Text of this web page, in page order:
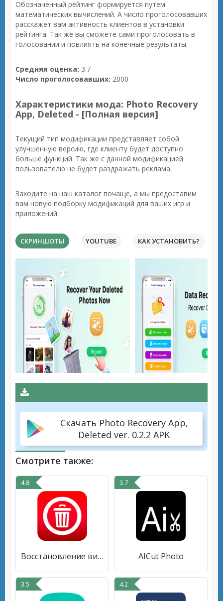
Обозначенный рейтинг формируется путем
математических вычислений. А число проголосовавших
расскажет вам активность клиентов в установки
рейтинга. Так же вы сможете сами проголосовать в
голосовании и повлиять на конечные результаты.
Средняя оценка: 3.7
Число проголосовавших: 2000
Характеристики мода: Photo Recovery
App, Deleted - [Полная версия]
Текущий тип модификации представляет собой
улучшенную версию, где клиенту будет доступно
больше функций. Так же с данной модификацией
пользователю не будет раздражать реклама.
Заходите на наш каталог почаще, а мы предоставим
вам новую подборку модификаций для ваших игр и
приложений.
СКРИНШОТЫ YOUTUBE КАК УСТАНОВИТЬ?
Скачать Photo Recovery App,
Deleted ver. 0.2.2 APK
Смотрите также:
4.8
Восстановление видео и фото
3.7
AICut Photo
3.5 4.2